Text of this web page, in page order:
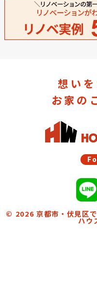
想いを
お家の
© 2026京都市・伏見区
ハウ